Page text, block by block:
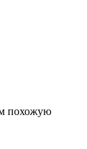
похожую